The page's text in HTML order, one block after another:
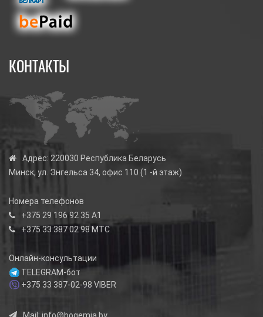
КОНТАКТЫ
Адрес: 220030 Республика Беларусь
Минск, ул. Энгельса 34, офис 110 (1 -й этаж)
Номера телефонов
+375 29 196 92 35 А1
+375 33 387 02 98МТС
Онлайн-консультации
TELEGRAM-бот
+375 33 387-02-98 VIBER